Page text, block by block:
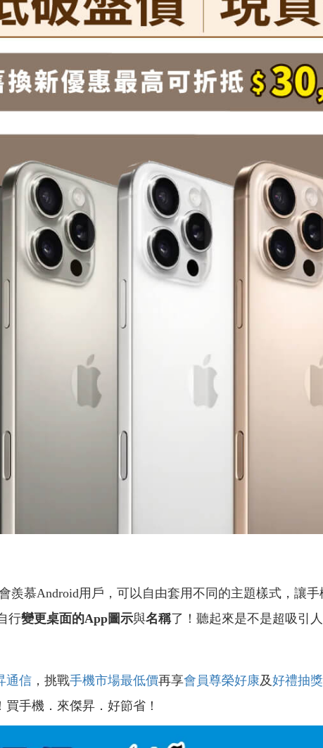
羨慕Android用戶，可以自由套用不同的主題樣式，讓
行變更桌面的App圖示與名稱了！聽起來是不是超吸引
通信 ，挑戰手機市場最低價再享會員尊榮好康及好禮抽
買手機．來傑昇．好節省！